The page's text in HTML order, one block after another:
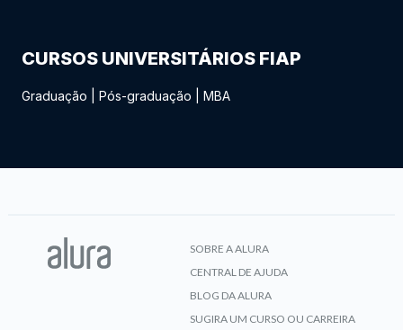
CURSOS UNIVERSITÁRIOS FIAP
Graduação Pós-graduação MBA
SOBRE A ALURA
CENTRAL DE AJUDA
BLOG DA ALURA
SUGIRA UM CURSO OU CARREIRA